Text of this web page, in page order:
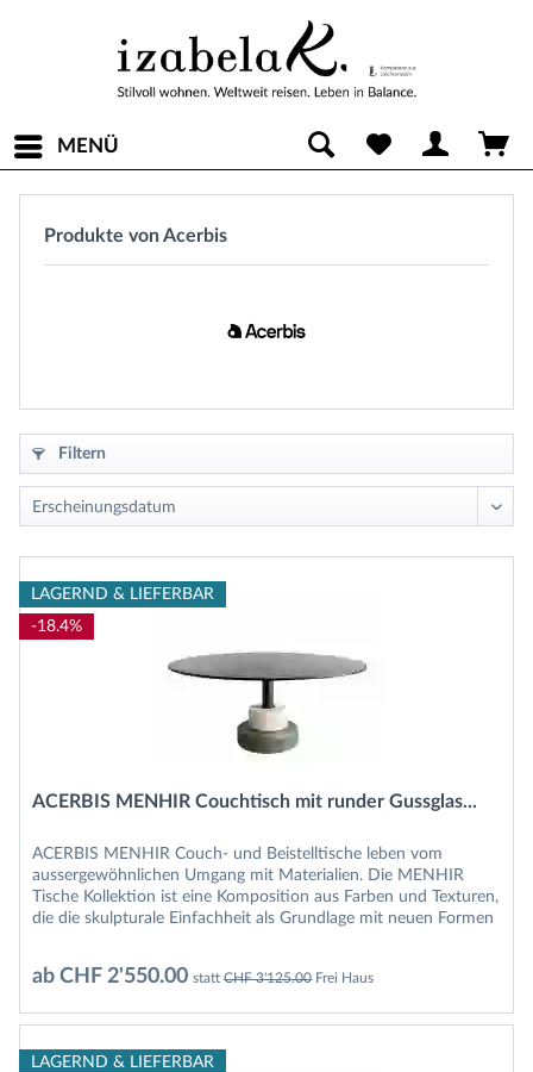
MENÜ
Produkte von Acerbis
Filtern
LAGERND & LIEFERBAR
-18.4%
ACERBIS MENHIR Couchtisch mit runder Gussglas...
ACERBIS MENHIR Couch- und Beistelltische leben vom
aussergewöhnlichen Umgang mit Materialien. Die MENHIR
Tische Kollektion ist eine Komposition aus Farben und Texturen,
die die skulpturale Einfachheit als Grundlage mit neuen Formen
ab CHF 2'550.00 stattCHF 3'125.00Frei Haus
LAGERND & LIEFERBAR